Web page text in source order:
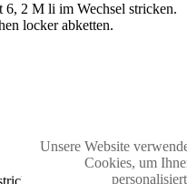
2 M li im Wechsel stricken.
locker abketten.
Unsere Website
Cookies, um